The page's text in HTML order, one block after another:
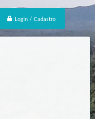
Login / Cadastro